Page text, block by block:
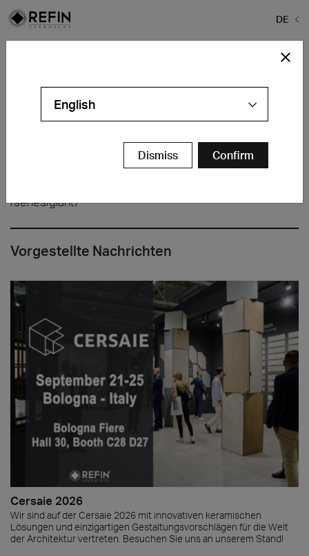
DE
/series/giant/
Vorgestellte Nachrichten
Cersaie 2026
Wir sind auf der Cersaie 2026 mit innovativen keramischen
Lösungen und einzigartigen Gestaltungsvorschlägen für die Welt
der Architektur vertreten. Besuchen Sie uns an unserem Stand!
English
Dismiss Confirm